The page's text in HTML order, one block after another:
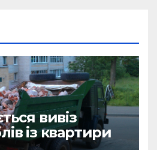
вивіз
із квартири